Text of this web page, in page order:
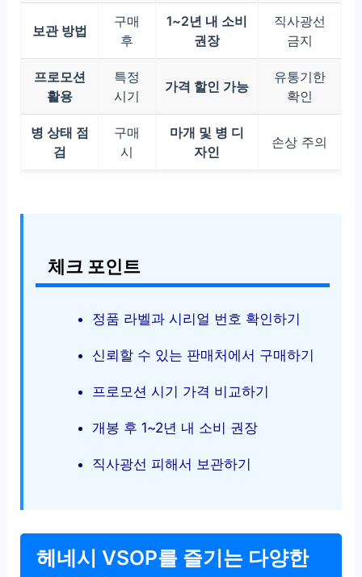
보관 방법
구매
후
1~2년 내 소비
권장
직사광선
금지
프로모션
활용
특정
시기
가격 할인 가능
유통기한
확인
병 상태 점
검
구매
시
마개 및 병 디
자인
손상 주의
체크 포인트
정품 라벨과 시리얼 번호 확인하기
신뢰할 수 있는 판매처에서 구매하기
프로모션 시기 가격 비교하기
개봉 후 1~2년 내 소비 권장
직사광선 피해서 보관하기
헤네시 VSOP를 즐기는 다양한